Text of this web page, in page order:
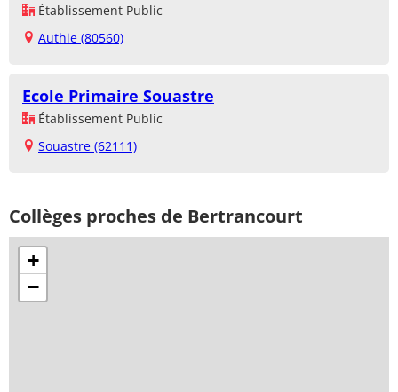
Établissement Public
Authie (80560)
Ecole Primaire Souastre
Établissement Public
Souastre (62111)
Collèges proches de Bertrancourt
+
−